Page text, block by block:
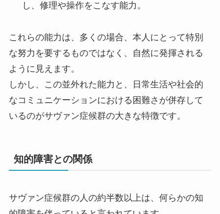
し、修理や操作をこなす能力。
これらの能力は、多くの場合、本人にとって特別
な努力を要するものではなく、自然に発揮される
ように見えます。
しかし、この並外れた能力と、日常生活や社会的
なコミュニケーションにおける困難さが併存して
いるのがサヴァン症候群の大きな特徴です。
知的障害との関係
サヴァン症候群の人の約半数以上は、何らかの知